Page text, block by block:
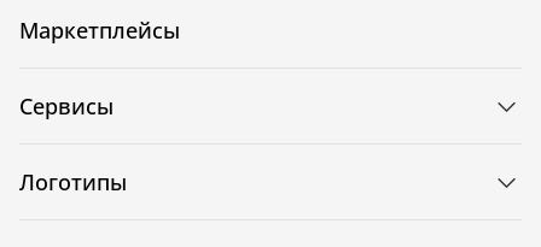
Маркетплейсы
Сервисы
Логотипы